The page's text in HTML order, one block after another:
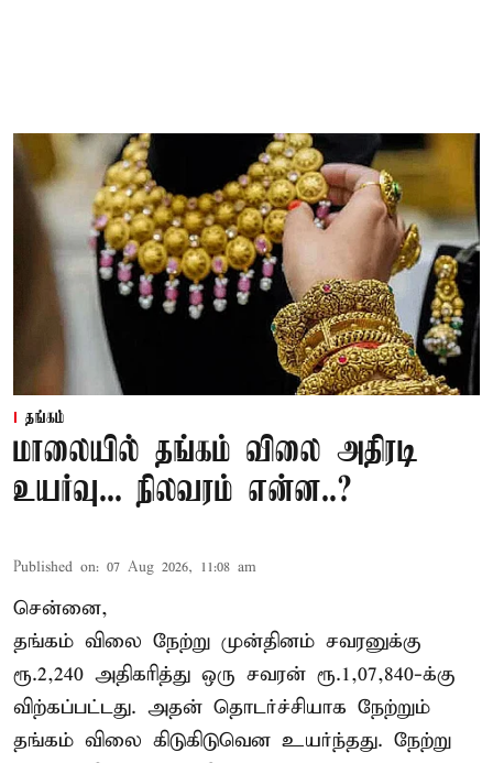
தங்கம்
மாலையில் தங்கம் விலை அதிரடி
உயர்வு... நிலவரம் என்ன..?
Published on: 07 Aug 2026, 11:08 am
சென்னை,
தங்கம் விலை நேற்று முன்தினம் சவரனுக்கு
ரூ.2,240 அதிகரித்து ஒரு சவரன் ரூ.1,07,840-க்கு
விற்கப்பட்டது. அதன் தொடர்ச்சியாக நேற்றும்
தங்கம் விலை கிடுகிடுவென உயர்ந்தது. நேற்று